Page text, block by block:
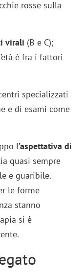
rosse sulla
virali (B e C);
è fra i fattori
specializzati
e di esami come
l’aspettativa di
quasi sempre
e guaribile.
le forme
stanno
si è